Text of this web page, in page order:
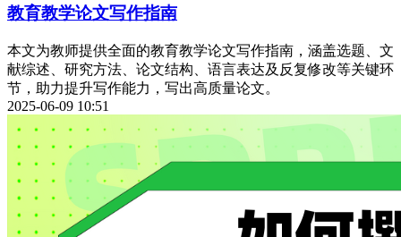
教育教学论文写作指南
本文为教师提供全面的教育教学论文写作指南，涵盖选题、文
献综述、研究方法、论文结构、语言表达及反复修改等关键环
节，助力提升写作能力，写出高质量论文。
2025-06-09 10:51